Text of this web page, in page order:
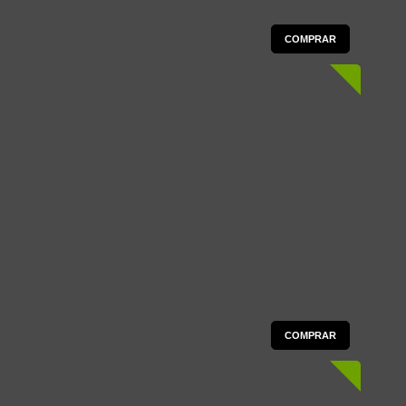
COMPRAR
COMPRAR